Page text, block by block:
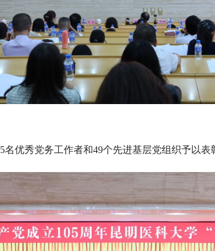
优秀党务工作者和49个先进基层党组织予以表